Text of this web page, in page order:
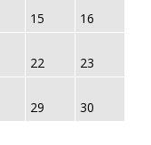
15 16
22 23
29 30